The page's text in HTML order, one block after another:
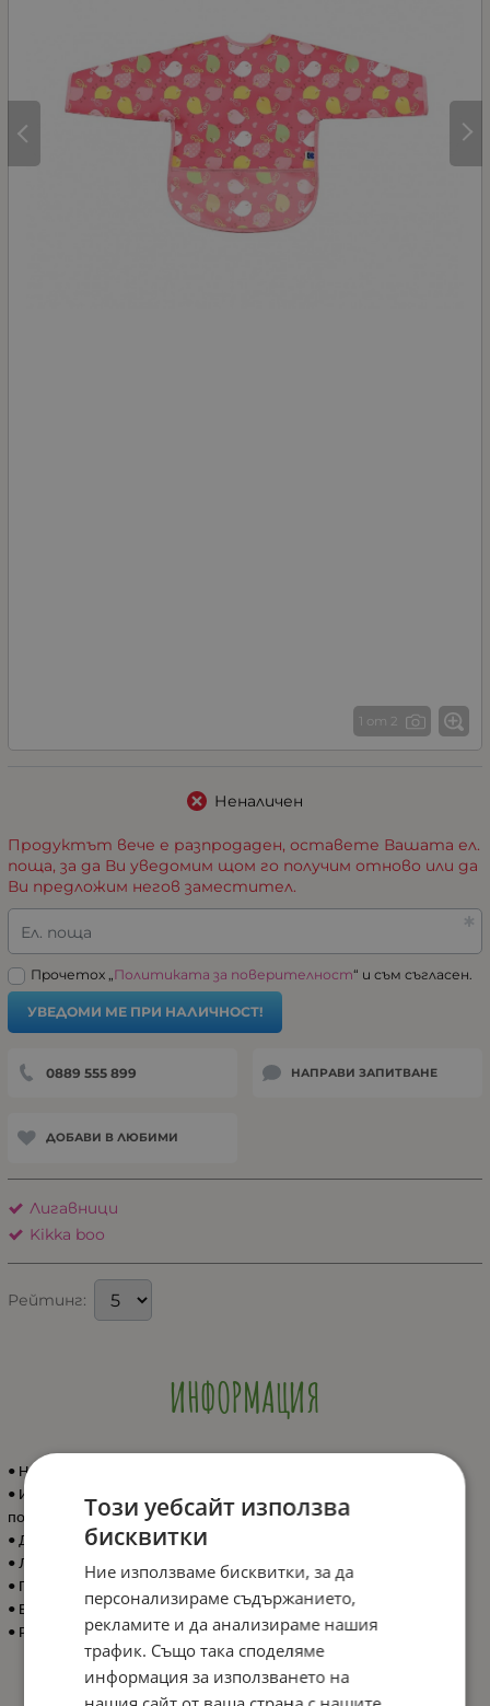
1 от 2
Неналичен
Продуктът вече е разпродаден, оставете Вашата ел.
поща, за да Ви уведомим щом го получим отново или да
Ви предложим негов заместител.
Ел. поща
Прочетох „ Политиката за поверителност“ и съм съгласен.
УВЕДОМИ МЕ ПРИ НАЛИЧНОСТ!
0889 555 899 НАПРАВИ ЗАПИТВАНЕ
ДОБАВИ В ЛЮБИМИ
Лигавници
Kikka boo
Рейтинг:
ИНФОРМАЦИЯ
• Непромокаем лигавник с ръкави;
• Изработен от водоустойчив EVA-материал, безопасен и лесен за
почистване;
• Джоб за улавяне на трохи;
• Лесно закопчаване със закопчалка велкро;
• Подходящ за деца 4+ месеца;
• Без BPA;
• Размери: 40 x 0.2 x 73 cм.
Този уебсайт използва
бисквитки
Ние използваме бисквитки, за да
персонализираме съдържанието,
рекламите и да анализираме нашия
трафик. Също така споделяме
информация за използването на